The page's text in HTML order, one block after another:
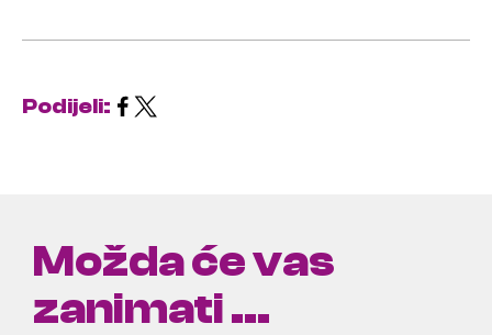
Podijeli:
Možda će vas
zanimati ...